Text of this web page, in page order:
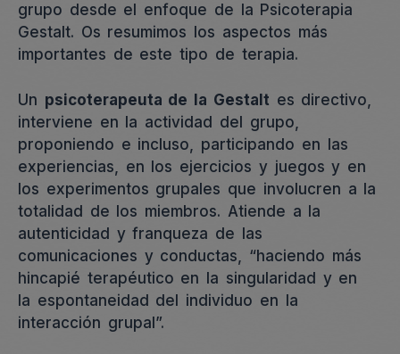
grupo desde el enfoque de la Psicoterapia
Gestalt. Os resumimos los aspectos más
importantes de este tipo de terapia.
Un psicoterapeuta de la Gestalt es directivo,
interviene en la actividad del grupo,
proponiendo e incluso, participando en las
experiencias, en los ejercicios y juegos y en
los experimentos grupales que involucren a la
totalidad de los miembros. Atiende a la
autenticidad y franqueza de las
comunicaciones y conductas, “haciendo más
hincapié terapéutico en la singularidad y en
la espontaneidad del individuo en la
interacción grupal”.